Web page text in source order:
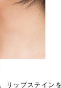
リップステイン